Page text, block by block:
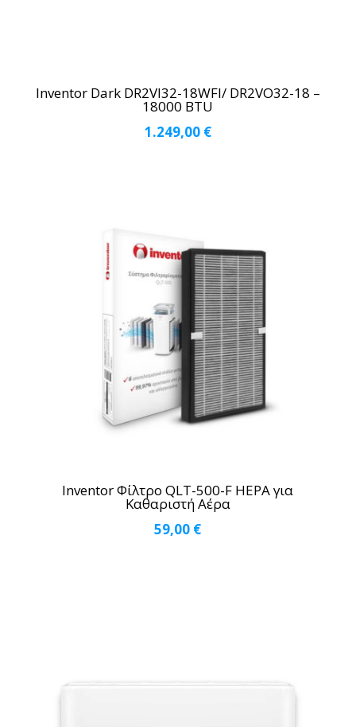
Inventor Dark DR2VI32-18WFI/ DR2VO32-18 –
18000 BTU
1.249,00 €
Inventor Φίλτρο QLT-500-F HEPA για
Καθαριστή Αέρα
59,00 €